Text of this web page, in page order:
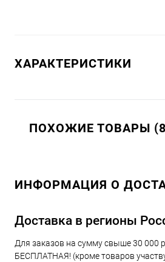
ХАРАКТЕРИСТИКИ
ПОХОЖИЕ ТОВАРЫ
ИНФОРМАЦИЯ О
Доставка в регионы
Для заказов на сумму свыше 30 000
БЕСПЛАТНАЯ! (кроме товаров